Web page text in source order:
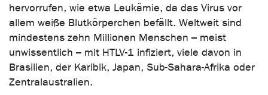
hervorrufen, wie etwa Leukämie, da das Virus vor
allem weiße Blutkörperchen befällt. Weltweit sind
mindestens zehn Millionen Menschen – meist
unwissentlich – mit HTLV-1 infiziert, viele davon in
Brasilien, der Karibik, Japan, Sub-Sahara-Afrika oder
Zentralaustralien.